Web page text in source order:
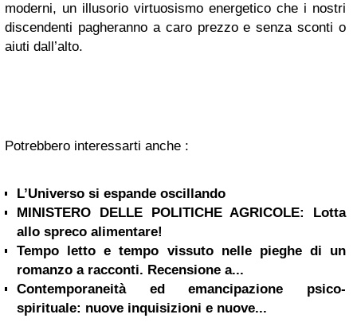
moderni, un illusorio virtuosismo energetico che i nostri
discendenti pagheranno a caro prezzo e senza sconti o
aiuti dall’alto.
Potrebbero interessarti anche :
L’Universo si espande oscillando
MINISTERO DELLE POLITICHE AGRICOLE: Lotta
allo spreco alimentare!
Tempo letto e tempo vissuto nelle pieghe di un
romanzo a racconti. Recensione a...
Contemporaneità ed emancipazione psico-
spirituale: nuove inquisizioni e nuove...